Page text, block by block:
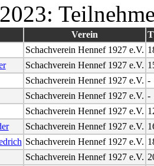
Verein
Schachverein Hennef 1927 e.V.
Schachverein Hennef 1927 e.V.
Schachverein Hennef 1927 e.V. -
Schachverein Hennef 1927 e.V. -
Schachverein Hennef 1927 e.V.
Schachverein Hennef 1927 e.V.
Schachverein Hennef 1927 e.V.
Schachverein Hennef 1927 e.V.